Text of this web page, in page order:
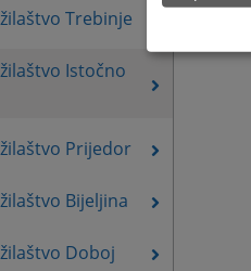
Trebinje
Istočno
Prijedor
Bijeljina
Doboj